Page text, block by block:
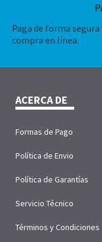
Paga de forma
compra en línea.
ACERCA DE
Formas de Pago
Política de Envio
Política de Garantías
Servicio Técnico
Términos y Condiciones